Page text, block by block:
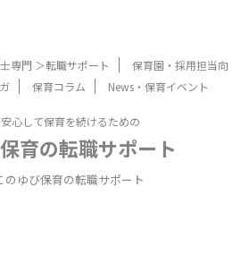
専門 ＞転職サポート
保育園・採用担当向
保育コラム News・保育イベント
心して保育を続けるための
育の転職サポート
のゆび保育の転職サポート